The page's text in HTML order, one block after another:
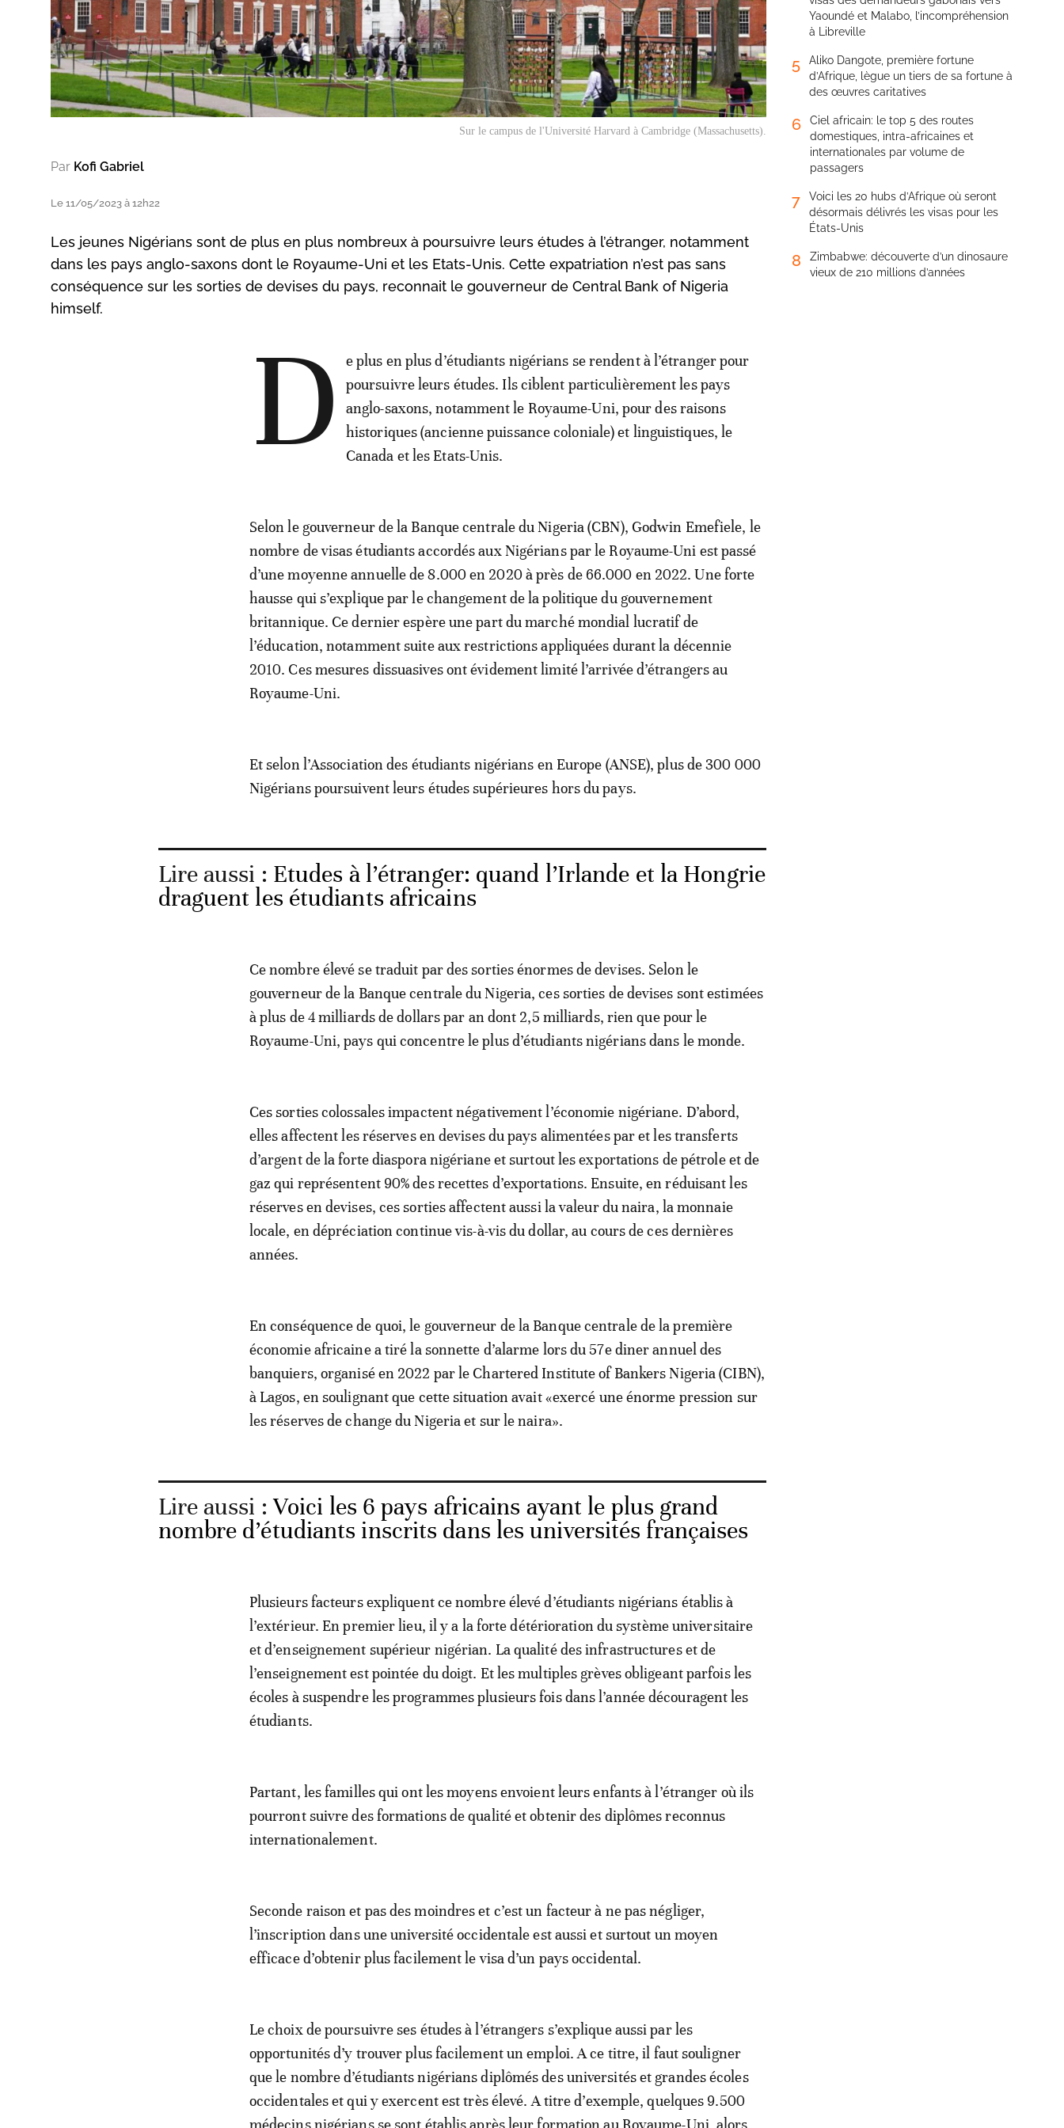
Sur le campus de l'Université Harvard à Cambridge (Massachusetts).
Par Kofi Gabriel
Le 11/05/2023 à 12h22
Les jeunes Nigérians sont de plus en plus nombreux à poursuivre leurs études à l’étranger, notamment
dans les pays anglo-saxons dont le Royaume-Uni et les Etats-Unis. Cette expatriation n’est pas sans
conséquence sur les sorties de devises du pays, reconnait le gouverneur de Central Bank of Nigeria
himself.
D
e plus en plus d’étudiants nigérians se rendent à l’étranger pour
poursuivre leurs études. Ils ciblent particulièrement les pays
anglo-saxons, notamment le Royaume-Uni, pour des raisons
historiques (ancienne puissance coloniale) et linguistiques, le
Canada et les Etats-Unis.
Selon le gouverneur de la Banque centrale du Nigeria (CBN), Godwin Emefiele, le
nombre de visas étudiants accordés aux Nigérians par le Royaume-Uni est passé
d’une moyenne annuelle de 8.000 en 2020 à près de 66.000 en 2022. Une forte
hausse qui s’explique par le changement de la politique du gouvernement
britannique. Ce dernier espère une part du marché mondial lucratif de
l’éducation, notamment suite aux restrictions appliquées durant la décennie
2010. Ces mesures dissuasives ont évidement limité l’arrivée d’étrangers au
Royaume-Uni.
Et selon l’Association des étudiants nigérians en Europe (ANSE), plus de 300 000
Nigérians poursuivent leurs études supérieures hors du pays.
Lire aussi : Etudes à l’étranger: quand l’Irlande et la Hongrie
draguent les étudiants africains
Ce nombre élevé se traduit par des sorties énormes de devises. Selon le
gouverneur de la Banque centrale du Nigeria, ces sorties de devises sont estimées
à plus de 4 milliards de dollars par an dont 2,5 milliards, rien que pour le
Royaume-Uni, pays qui concentre le plus d’étudiants nigérians dans le monde.
Ces sorties colossales impactent négativement l’économie nigériane. D’abord,
elles affectent les réserves en devises du pays alimentées par et les transferts
d’argent de la forte diaspora nigériane et surtout les exportations de pétrole et de
gaz qui représentent 90% des recettes d’exportations. Ensuite, en réduisant les
réserves en devises, ces sorties affectent aussi la valeur du naira, la monnaie
locale, en dépréciation continue vis-à-vis du dollar, au cours de ces dernières
années.
En conséquence de quoi, le gouverneur de la Banque centrale de la première
économie africaine a tiré la sonnette d’alarme lors du 57e diner annuel des
banquiers, organisé en 2022 par le Chartered Institute of Bankers Nigeria (CIBN),
à Lagos, en soulignant que cette situation avait «exercé une énorme pression sur
les réserves de change du Nigeria et sur le naira».
Lire aussi :Voici les 6 pays africains ayant le plus grand
nombre d’étudiants inscrits dans les universités françaises
Plusieurs facteurs expliquent ce nombre élevé d’étudiants nigérians établis à
l’extérieur. En premier lieu, il y a la forte détérioration du système universitaire
et d’enseignement supérieur nigérian. La qualité des infrastructures et de
l’enseignement est pointée du doigt. Et les multiples grèves obligeant parfois les
écoles à suspendre les programmes plusieurs fois dans l’année découragent les
étudiants.
Partant, les familles qui ont les moyens envoient leurs enfants à l’étranger où ils
pourront suivre des formations de qualité et obtenir des diplômes reconnus
internationalement.
Seconde raison et pas des moindres et c’est un facteur à ne pas négliger,
l’inscription dans une université occidentale est aussi et surtout un moyen
efficace d’obtenir plus facilement le visa d’un pays occidental.
Le choix de poursuivre ses études à l’étrangers s’explique aussi par les
opportunités d’y trouver plus facilement un emploi. A ce titre, il faut souligner
que le nombre d’étudiants nigérians diplômés des universités et grandes écoles
occidentales et qui y exercent est très élevé. A titre d’exemple, quelques 9.500
médecins nigérians se sont établis après leur formation au Royaume-Uni, alors
Yaoundé et Malabo, l’incompréhension
à Libreville
5
Aliko Dangote, première fortune
d’Afrique, lègue un tiers de sa fortune à
des œuvres caritatives
6
Ciel africain: le top 5 des routes
domestiques, intra-africaines et
internationales par volume de
passagers
7
Voici les 20 hubs d’Afrique où seront
désormais délivrés les visas pour les
États-Unis
8
Zimbabwe: découverte d’un dinosaure
vieux de 210 millions d’années